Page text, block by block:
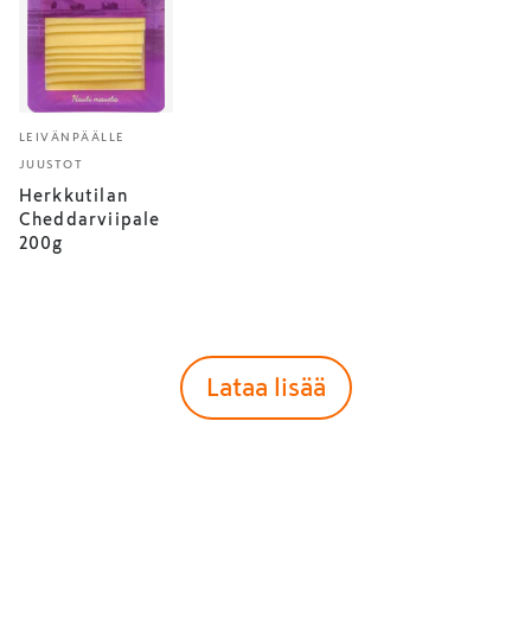
LEIVÄNPÄÄLLE
JUUSTOT
Herkkutilan
Cheddarviipale
200g
Lataa lisää